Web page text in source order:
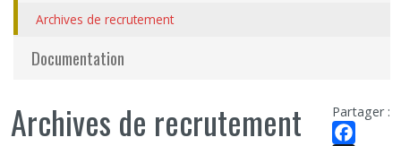
Archives de recrutement
Documentation
Partager :
Archives de recrutement